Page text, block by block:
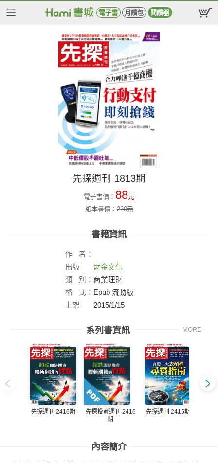
電子書 月讀包 閱讀器
先探週刊 1813期
電子書價： 88元
紙本書價：220元
書籍資訊
作
者：
出版
社：
財金文化
類
別： 商業理財
格
式： Epub 流動版
上架
2015/1/15
系列書資訊 MORE
先探週刊 2416期
先探投資週刊 2416
期
先探週刊 2415期
內容簡介